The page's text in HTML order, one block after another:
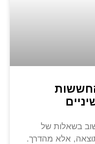
בשאלות של
אלא מהדרך.